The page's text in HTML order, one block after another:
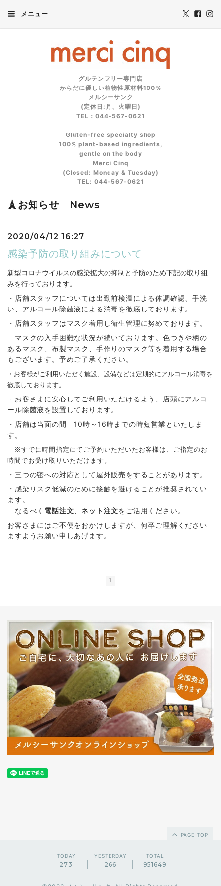
メニュー
グルテンフリー専門店
からだに優しい植物性原材料100％
メルシーサンク
(定休日:月、火曜日)
TEL：044-567-0621
Gluten‑free specialty shop
100% plant‑based ingredients,
gentle on the body
Merci Cinq
(Closed: Monday & Tuesday)
TEL: 044‑567‑0621
🗼お知らせ News
2020/04/12 16:27
感染予防の取り組みについて
新型コロナウイルスの感染拡大の抑制と予防のため下記の取り組
みを行っております。
・店舗スタッフについては出勤前検温による体調確認、手洗
い、アルコール除菌液による消毒を徹底しております。
・店舗スタッフはマスク着用し衛生管理に努めております。
マスクの入手困難な状況が続いております。色つきや柄の
あるマスク、布製マスク、手作りのマスク等を着用する場合
もございます。予めご了承ください。
・お客様がご利用いただく施設、設備などは定期的にアルコール消毒を
徹底しております。
・お客さまに安心してご利用いただけるよう、店頭にアルコ
ール除菌液を設置しております。
・店舗は当面の間 10時～16時までの時短営業といたしま
す。
※すでに時間指定にてご予約いただいたお客様は、ご指定のお
時間でお受け取りいただけます。
・三つの密への対応として屋外販売をすることがあります。
・感染リスク低減のために接触を避けることが推奨されてい
ます。
なるべく 電話注文 ネット注文をご活用ください。
お客さまにはご不便をおかけしますが、何卒ご理解ください
ますようお願い申しあげます。
1
PAGE TOP
TODAY
273
YESTERDAY
266
TOTAL
951649